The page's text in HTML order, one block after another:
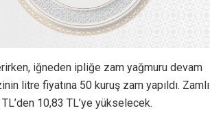
iğneden ipliğe zam yağmuru devam
litre fiyatına 50 kuruş zam yapıldı. Zamlı
10,83 TL’ye yükselecek.